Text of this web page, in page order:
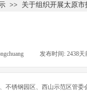
>> 关于组织开展太原
发布时间: 2438天
不锈钢园区、西山示范区管委